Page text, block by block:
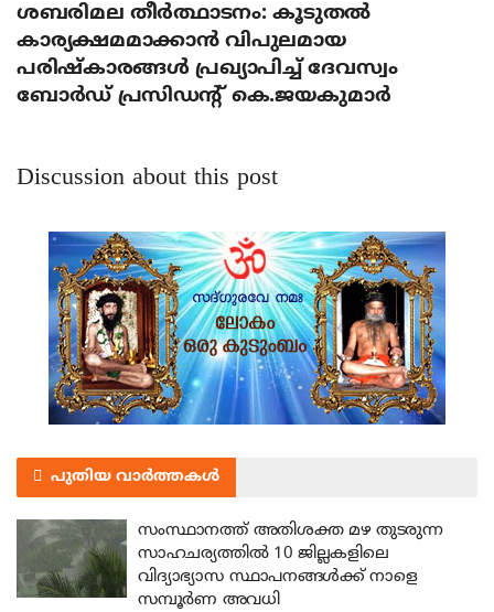
ശബരിമല തീര്‍ത്ഥാടനം: കൂടുതല്‍
കാര്യക്ഷമമാക്കാന്‍ വിപുലമായ
പരിഷ്‌കാരങ്ങള്‍ പ്രഖ്യാപിച്ച് ദേവസ്വം
ബോര്‍ഡ് പ്രസിഡന്റ് കെ.ജയകുമാര്‍
Discussion about this post
പുതിയ വാർത്തകൾ
സംസ്ഥാനത്ത് അതിശക്ത മഴ തുടരുന്ന
സാഹചര്യത്തിൽ 10 ജില്ലകളിലെ
വിദ്യാഭ്യാസ സ്ഥാപനങ്ങൾക്ക് നാളെ
സമ്പൂർണ അവധി